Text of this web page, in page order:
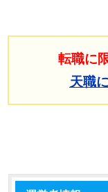
転職に
天職